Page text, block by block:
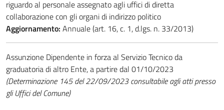
riguardo al personale assegnato agli uffici di diretta
collaborazione con gli organi di indirizzo politico
Aggiornamento: Annuale (art. 16, c. 1, d.lgs. n. 33/2013)
Assunzione Dipendente in forza al Servizio Tecnico da
graduatoria di altro Ente, a partire dal 01/10/2023
(Determinazione 145 del 22/09/2023 consultabile agli atti presso
gli Uffici del Comune)